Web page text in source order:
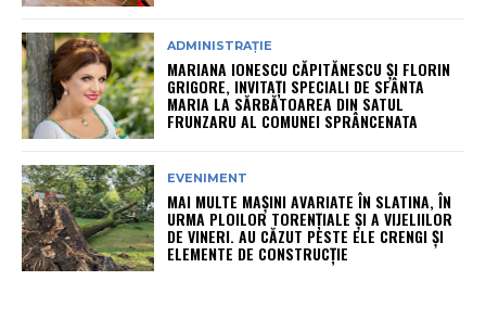
ADMINISTRAȚIE
MARIANA IONESCU CĂPITĂNESCU ȘI FLORIN
GRIGORE, INVITAȚI SPECIALI DE SFÂNTA
MARIA LA SĂRBĂTOAREA DIN SATUL
FRUNZARU AL COMUNEI SPRÂNCENATA
EVENIMENT
MAI MULTE MAȘINI AVARIATE ÎN SLATINA, ÎN
URMA PLOILOR TORENȚIALE ȘI A VIJELIILOR
DE VINERI. AU CĂZUT PESTE ELE CRENGI ȘI
ELEMENTE DE CONSTRUCȚIE